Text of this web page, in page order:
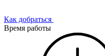
Как добраться
Время работы